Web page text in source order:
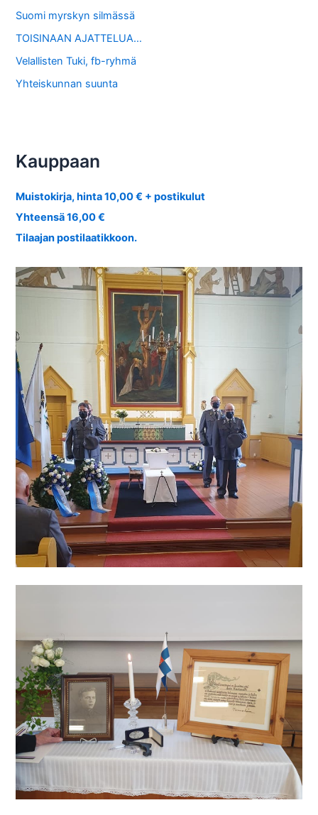
Suomi myrskyn silmässä
TOISINAAN AJATTELUA…
Velallisten Tuki, fb-ryhmä
Yhteiskunnan suunta
Kauppaan
Muistokirja, hinta 10,00 € + postikulut
Yhteensä 16,00 €
Tilaajan postilaatikkoon.